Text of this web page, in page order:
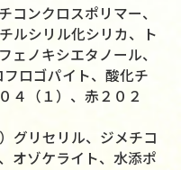
コンクロスポリマー、
ルシリル化シリカ、ト
ェノキシエタノール、
フロゴパイト、酸化チ
４（１）、赤２０２
グリセリル、ジメチコ
オゾケライト、水添ポ